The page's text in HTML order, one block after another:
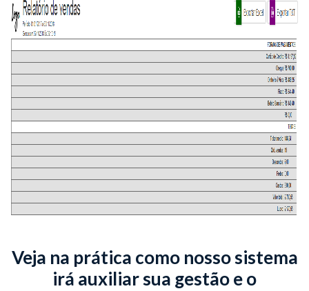
Veja na prática como nosso sistema
irá auxiliar sua gestão e o